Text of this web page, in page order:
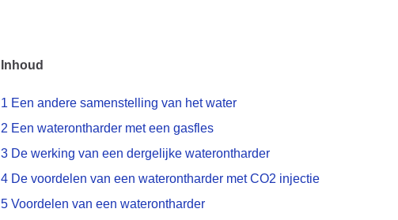
Inhoud
1 Een andere samenstelling van het water
2 Een waterontharder met een gasfles
3 De werking van een dergelijke waterontharder
4 De voordelen van een waterontharder met CO2 injectie
5 Voordelen van een waterontharder